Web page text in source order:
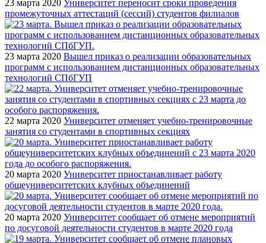
23 марта 2020 Университет переносит сроки проведения
промежуточных аттестаций (сессий) студентов филиалов
23 марта 2020 Вышел приказ о реализации образовательных
программ с использованием дистанционных образовательных
технологий СПбГУП
22 марта 2020 Университет отменяет учебно-тренировочные
занятия со студентами в спортивных секциях
20 марта 2020 Университет приостанавливает работу
общеуниверситетских клубных объединений
20 марта 2020 Университет сообщает об отмене мероприятий
по досуговой деятельности студентов в марте 2020 года